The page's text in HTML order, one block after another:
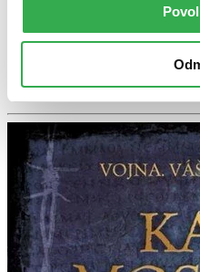
Predaj skončil
Ach, mrzí nás to, ale
vypršala. Nemôžeme ho
Pridať do zoznamu